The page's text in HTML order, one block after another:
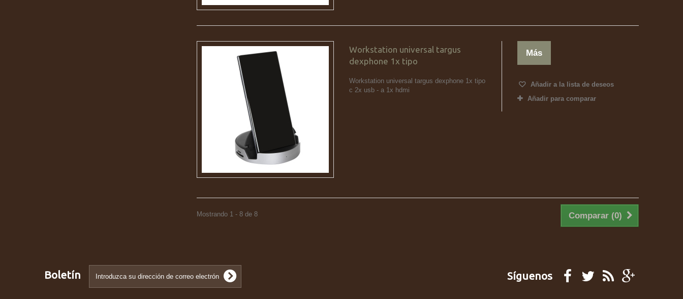
Workstation universal targus
dexphone 1x tipo
Workstation universal targus dexphone 1x tipo
c 2x usb - a 1x hdmi
Más
Añadir a la lista de deseos
Añadir para comparar
Comparar (0)
Mostrando 1 - 8 de 8
Boletín Síguenos